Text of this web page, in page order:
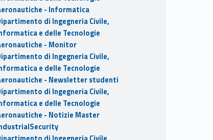
- Informatica
di Ingegneria Civile,
e delle Tecnologie
- Monitor
di Ingegneria Civile,
e delle Tecnologie
- Newsletter studenti
di Ingegneria Civile,
e delle Tecnologie
- Notizie Master